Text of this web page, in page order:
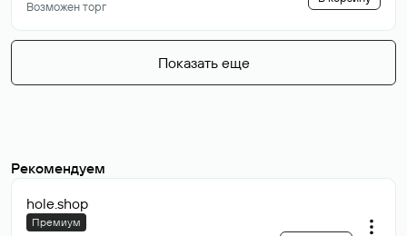
Возможен торг
Показать еще
Рекомендуем
hole.shop
Премиум